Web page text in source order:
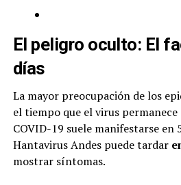
El peligro oculto: El
días
La mayor preocupación de los
el tiempo que el virus
COVID-19 suele manifestarse en
Hantavirus Andes puede tardar
mostrar síntomas.